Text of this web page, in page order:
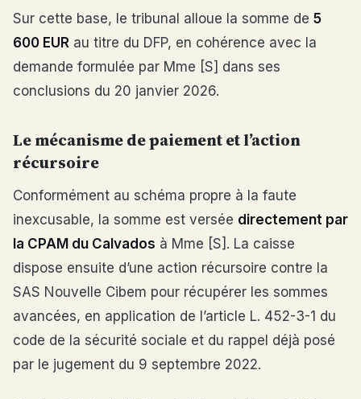
Sur cette base, le tribunal alloue la somme de 5
600 EUR au titre du DFP, en cohérence avec la
demande formulée par Mme [S] dans ses
conclusions du 20 janvier 2026.
Le mécanisme de paiement et l’action
récursoire
Conformément au schéma propre à la faute
inexcusable, la somme est versée directement par
la CPAM du Calvados à Mme [S]. La caisse
dispose ensuite d’une action récursoire contre la
SAS Nouvelle Cibem pour récupérer les sommes
avancées, en application de l’article L. 452-3-1 du
code de la sécurité sociale et du rappel déjà posé
par le jugement du 9 septembre 2022.